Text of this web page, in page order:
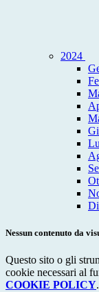
2024
Nessun contenuto da
Questo sito o gli
cookie necessari al
COOKIE POLICY.